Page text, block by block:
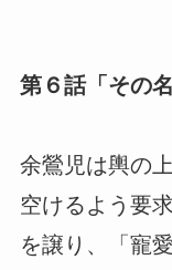
第６話「その
余鶯児は輿の
空けるよう要
を譲り、「寵